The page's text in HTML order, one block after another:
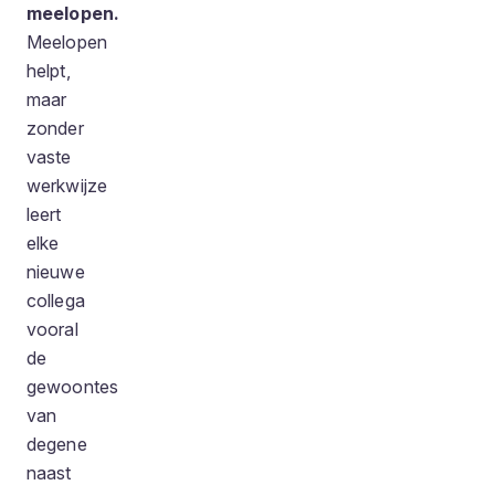
meelopen.
Meelopen
helpt,
maar
zonder
vaste
werkwijze
leert
elke
nieuwe
collega
vooral
de
gewoontes
van
degene
naast